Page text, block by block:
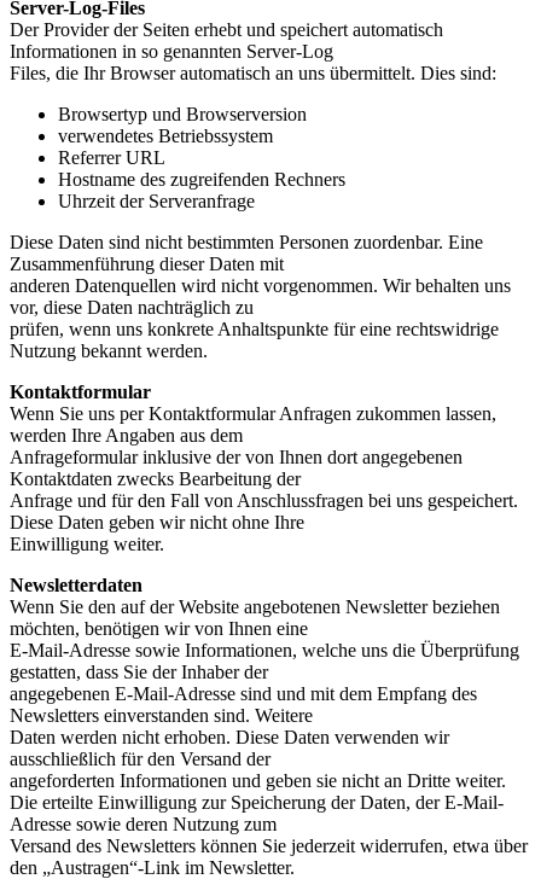
Server-Log-Files
Der Provider der Seiten erhebt und speichert automatisch
Informationen in so genannten Server-Log
Files, die Ihr Browser automatisch an uns übermittelt. Dies sind:
Browsertyp und Browserversion
verwendetes Betriebssystem
Referrer URL
Hostname des zugreifenden Rechners
Uhrzeit der Serveranfrage
Diese Daten sind nicht bestimmten Personen zuordenbar. Eine
Zusammenführung dieser Daten mit
anderen Datenquellen wird nicht vorgenommen. Wir behalten uns
vor, diese Daten nachträglich zu
prüfen, wenn uns konkrete Anhaltspunkte für eine rechtswidrige
Nutzung bekannt werden.
Kontaktformular
Wenn Sie uns per Kontaktformular Anfragen zukommen lassen,
werden Ihre Angaben aus dem
Anfrageformular inklusive der von Ihnen dort angegebenen
Kontaktdaten zwecks Bearbeitung der
Anfrage und für den Fall von Anschlussfragen bei uns gespeichert.
Diese Daten geben wir nicht ohne Ihre
Einwilligung weiter.
Newsletterdaten
Wenn Sie den auf der Website angebotenen Newsletter beziehen
möchten, benötigen wir von Ihnen eine
E-Mail-Adresse sowie Informationen, welche uns die Überprüfung
gestatten, dass Sie der Inhaber der
angegebenen E-Mail-Adresse sind und mit dem Empfang des
Newsletters einverstanden sind. Weitere
Daten werden nicht erhoben. Diese Daten verwenden wir
ausschließlich für den Versand der
angeforderten Informationen und geben sie nicht an Dritte weiter.
Die erteilte Einwilligung zur Speicherung der Daten, der E-Mail-
Adresse sowie deren Nutzung zum
Versand des Newsletters können Sie jederzeit widerrufen, etwa über
den „Austragen“-Link im Newsletter.